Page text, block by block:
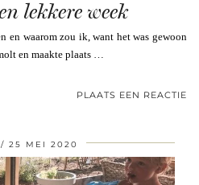
lekkere week
en waarom zou ik, want het was gewoon
en maakte plaats …
PLAATS EEN REACTIE
25 MEI 2020